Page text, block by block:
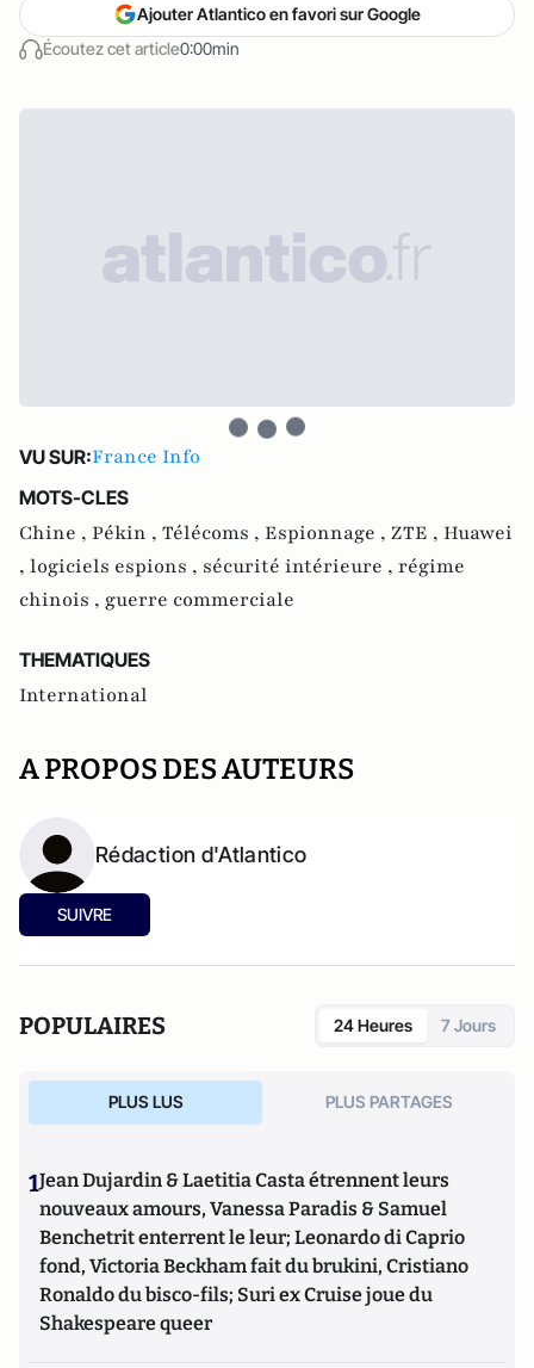
Écoutez cet article0:00min
Ajouter Atlantico en favori sur Google
VU SUR:France Info
MOTS-CLES
Chine , Pékin , Télécoms , Espionnage , ZTE , Huawei
, logiciels espions , sécurité intérieure , régime
chinois , guerre commerciale
THEMATIQUES
International
A PROPOS DES AUTEURS
Rédaction d'Atlantico
SUIVRE
POPULAIRES 24 Heures 7 Jours
PLUS LUS PLUS PARTAGES
1Jean Dujardin & Laetitia Casta étrennent leurs
nouveaux amours, Vanessa Paradis & Samuel
Benchetrit enterrent le leur; Leonardo di Caprio
fond, Victoria Beckham fait du brukini, Cristiano
Ronaldo du bisco-fils; Suri ex Cruise joue du
Shakespeare queer